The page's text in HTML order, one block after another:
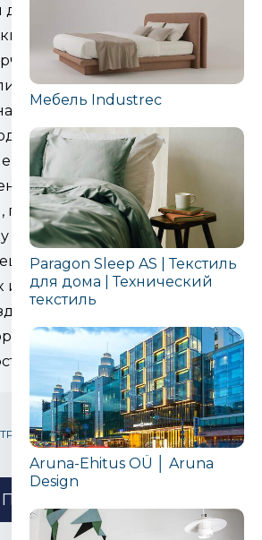
в различных
подходящих как для жилых,
помещений.
подходят для использования
и полах, позволяя создавать
решения во всем
профили для пола,
популярны в случае
невозможно использовать
пола.
как со светодиодным
без него, что дает вам
современный и точный
каждая деталь вносит свой
помещения.
1 165
ПОДЕЛИТЬСЯ
Мебель Industrec
Paragon Sleep AS | Текстиль
для дома | Технический
текстиль
Aruna-Ehitus OÜ │ Aruna
Design